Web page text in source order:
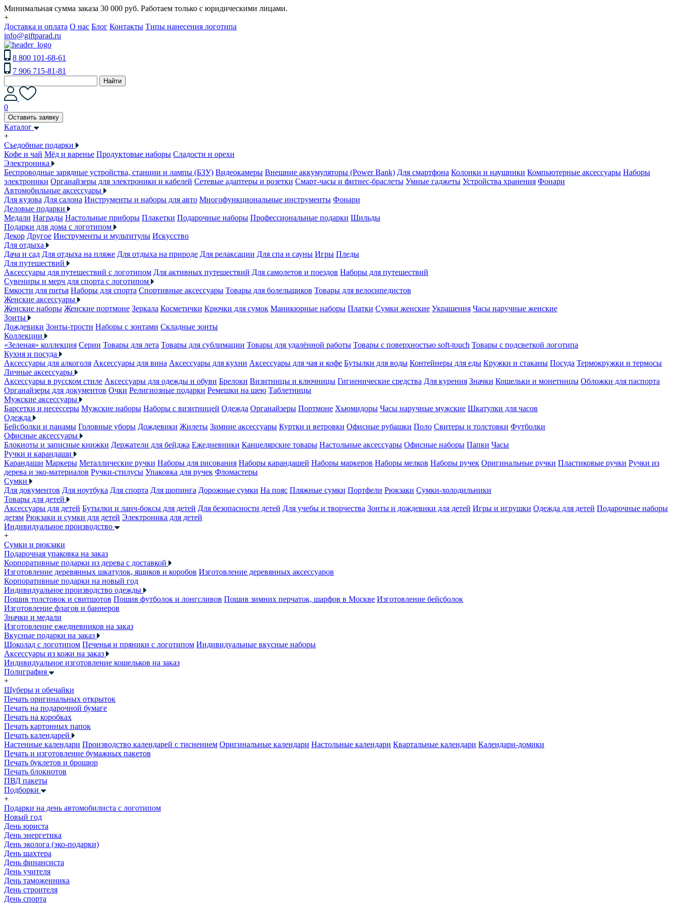
Минимальная сумма заказа 30 000 руб. Работаем только с юридическими лицами.
+
Доставка и оплата О нас Блог Контакты Типы нанесения логотипа
info@giftparad.ru
8 800 101-68-61
7 906 715-81-81
Найти
0
Оставить заявку
Каталог
+
Съедобные подарки
Кофе и чай Мёд и варенье Продуктовые наборы Сладости и орехи
Электроника
Беспроводные зарядные устройства, станции и лампы (БЗУ) Видеокамеры Внешние аккумуляторы (Power Bank) Для смартфона Колонки и наушники Компьютерные аксессуары Наборы
электроники Органайзеры для электроники и кабелей Сетевые адаптеры и розетки Смарт-часы и фитнес-браслеты Умные гаджеты Устройства хранения Фонари
Автомобильные аксессуары
Для кузова Для салона Инструменты и наборы для авто Многофункциональные инструменты Фонари
Деловые подарки
Медали Награды Настольные приборы Плакетки Подарочные наборы Профессиональные подарки Шильды
Подарки для дома с логотипом
Декор Другое Инструменты и мультитулы Искусство
Для отдыха
Дача и сад Для отдыха на пляже Для отдыха на природе Для релаксации Для спа и сауны Игры Пледы
Для путешествий
Аксессуары для путешествий с логотипом Для активных путешествий Для самолетов и поездов Наборы для путешествий
Сувениры и мерч для спорта с логотипом
Емкости для питья Наборы для спорта Спортивные аксессуары Товары для болельщиков Товары для велосипедистов
Женские аксессуары
Женские наборы Женские портмоне Зеркала Косметички Крючки для сумок Маникюрные наборы Платки Сумки женские Украшения Часы наручные женские
Зонты
Дождевики Зонты-трости Наборы с зонтами Складные зонты
Коллекции
«Зеленая» коллекция Серии Товары для лета Товары для сублимации Товары для удалённой работы Товары с поверхностью soft-touch Товары с подсветкой логотипа
Кухня и посуда
Аксессуары для алкоголя Аксессуары для вина Аксессуары для кухни Аксессуары для чая и кофе Бутылки для воды Контейнеры для еды Кружки и стаканы Посуда Термокружки и термосы
Личные аксессуары
Аксессуары в русском стиле Аксессуары для одежды и обуви Брелоки Визитницы и ключницы Гигиенические средства Для курения Значки Кошельки и монетницы Обложки для паспорта
Органайзеры для документов Очки Религиозные подарки Ремешки на шею Таблетницы
Мужские аксессуары
Барсетки и несессеры Мужские наборы Наборы с визитницей Одежда Органайзеры Портмоне Хьюмидоры Часы наручные мужские Шкатулки для часов
Одежда
Бейсболки и панамы Головные уборы Дождевики Жилеты Зимние аксессуары Куртки и ветровки Офисные рубашки Поло Свитеры и толстовки Футболки
Офисные аксессуары
Блокноты и записные книжки Держатели для бейджа Ежедневники Канцелярские товары Настольные аксессуары Офисные наборы Папки Часы
Ручки и карандаши
Карандаши Маркеры Металлические ручки Наборы для рисования Наборы карандашей Наборы маркеров Наборы мелков Наборы ручек Оригинальные ручки Пластиковые ручки Ручки из
дерева и эко-материалов Ручки-стилусы Упаковка для ручек Фломастеры
Сумки
Для документов Для ноутбука Для спорта Для шопинга Дорожные сумки На пояс Пляжные сумки Портфели Рюкзаки Сумки-холодильники
Товары для детей
Аксессуары для детей Бутылки и ланч-боксы для детей Для безопасности детей Для учебы и творчества Зонты и дождевики для детей Игры и игрушки Одежда для детей Подарочные наборы
детям Рюкзаки и сумки для детей Электроника для детей
Индивидуальное производство
+
Сумки и рюкзаки
Подарочная упаковка на заказ
Корпоративные подарки из дерева с доставкой
Изготовление деревянных шкатулок, ящиков и коробов Изготовление деревянных аксессуаров
Корпоративные подарки на новый год
Индивидуальное производство одежды
Пошив толстовок и свитшотов Пошив футболок и лонгсливов Пошив зимних перчаток, шарфов в Москве Изготовление бейсболок
Изготовление флагов и баннеров
Значки и медали
Изготовление ежедневников на заказ
Вкусные подарки на заказ
Шоколад с логотипом Печенья и пряники с логотипом Индивидуальные вкусные наборы
Аксессуары из кожи на заказ
Индивидуальное изготовление кошельков на заказ
Полиграфия
+
Шуберы и обечайки
Печать оригинальных открыток
Печать на подарочной бумаге
Печать на коробках
Печать картонных папок
Печать календарей
Настенные календари Производство календарей с тиснением Оригинальные календари Настольные календари Квартальные календари Календари-домики
Печать и изготовление бумажных пакетов
Печать буклетов и брошюр
Печать блокнотов
ПВД пакеты
Подборки
+
Подарки на день автомобилиста с логотипом
Новый год
День юриста
День энергетика
День эколога (эко-подарки)
День шахтера
День финансиста
День учителя
День таможенника
День строителя
День спорта